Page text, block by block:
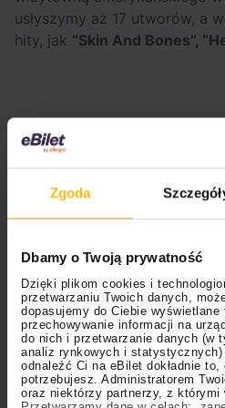
Zgoda
Dbamy o Twoją prywatność
Dzięki plikom cookies i
przetwarzaniu Twoich danych,
dopasujemy do Ciebie
przechowywanie informacji na
do nich i przetwarzanie danych (w
analiz rynkowych i statystycznych)
odnaleźć Ci na eBilet dokładnie
potrzebujesz. Administratorem
oraz niektórzy partnerzy, z którymi
usłyszymy aż 17 utworów, a
hity, jak “Skin And Bones”,
Chociaż nadchodząca trasa
“The Dichotomy”, to fani są
mogli usłyszeć na żywo
Davida. Warto zaznaczyć, że
słuchaczom na walentynki